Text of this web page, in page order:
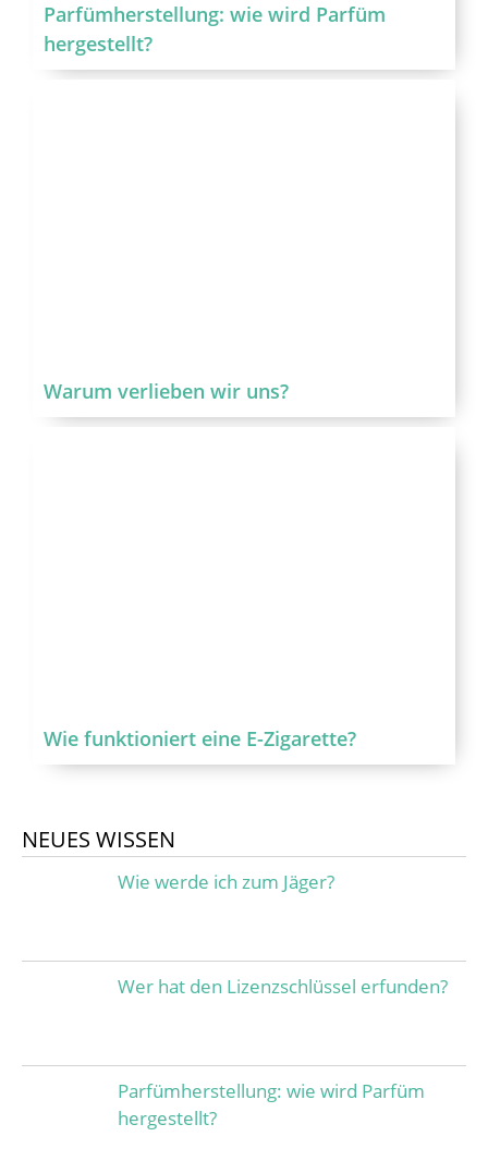
Parfümherstellung: wie wird Parfüm
hergestellt?
Warum verlieben wir uns?
Wie funktioniert eine E-Zigarette?
NEUES WISSEN
Wie werde ich zum Jäger?
Wer hat den Lizenzschlüssel erfunden?
Parfümherstellung: wie wird Parfüm
hergestellt?